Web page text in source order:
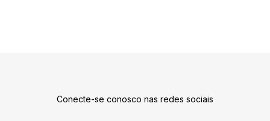
Conecte-se conosco nas redes sociais